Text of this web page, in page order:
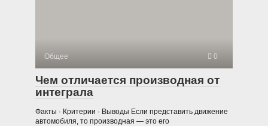
Общее 0
Чем отличается производная от
интеграла
Факты · Критерии · Выводы Если представить движение
автомобиля, то производная — это его